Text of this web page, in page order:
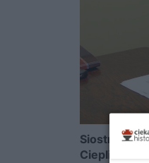
Siostra
Cieplińska